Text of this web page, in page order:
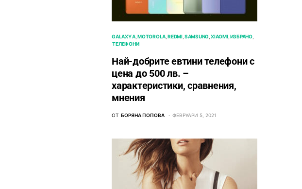
GALAXY A MOTOROLA REDMI SAMSUNG XIAOMI ИЗБРАНО
ТЕЛЕФОНИ
Най-добрите евтини телефони с
ценa до 500 лв. –
характeристики, сравнения,
мнения
ОТ БОРЯНА ПОПОВА ФЕВРУАРИ 5, 2021